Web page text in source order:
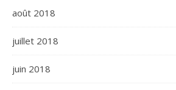
août 2018
juillet 2018
juin 2018